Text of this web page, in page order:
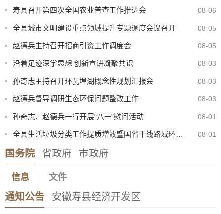
寿县召开第四次全国农业普查工作推进会 08-06
全县城市文明建设重点领域提升专题调度会议召开 08-05
赵德兵主持召开招商引资工作调度会 08-05
沿着足迹深学思想 创新宣讲凝聚共识 08-03
孙奇志主持召开环瓦埠湖概念性规划汇报会 08-03
赵德兵督导调研生态环保问题整改工作 08-03
孙奇志、赵德兵一行开展“八一”慰问活动 08-01
全县生活垃圾分类工作提质增效暨国省干线路域环境整治工作现场会召开 08-01
国务院 省政府 市政府
信息 文件
通知公告 安徽寿县经济开发区
2026年寿县公开选调初中、小学教师考察公告
2026年寿县一中新桥校区公开招聘教师体检考察公告